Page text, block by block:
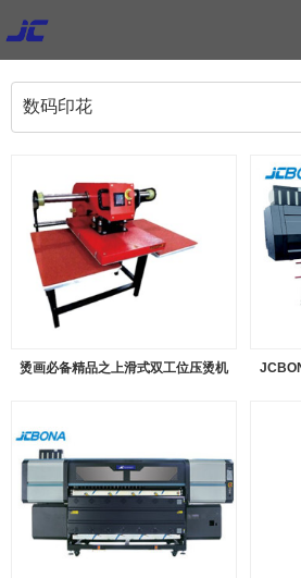
数码印花
烫画必备精品之上滑式双工位压烫机